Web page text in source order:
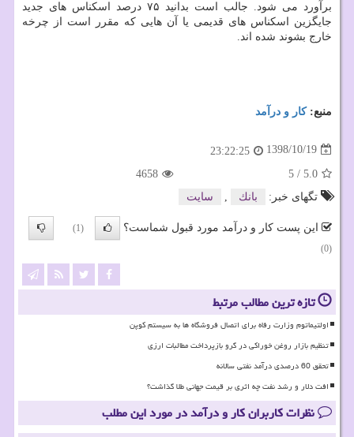
برآورد می شود. جالب است بدانید ۷۵ درصد اسكناس های جدید
جایگزین اسكناس های قدیمی یا آن هایی كه مقرر است از چرخه
خارج بشوند شده اند.
منبع:كار و درآمد
1398/10/19
23:22:25
5.0
/
5
4658
تگهای خبر:
بانك سایت
این پست کار و درآمد مورد قبول شماست؟
(1)
(0)
تازه ترین مطالب مرتبط
اولتیماتوم وزارت رفاه برای اتصال فروشگاه ها به سیستم کوپن
تنظیم بازار روغن خوراکی در گرو بازپرداخت مطالبات ارزی
تحقق 60 درصدی درآمد نفتی سالانه
افت دلار و رشد نفت چه اثری بر قیمت جهانی طلا گذاشت؟
نظرات کاربران کار و درآمد در مورد این مطلب